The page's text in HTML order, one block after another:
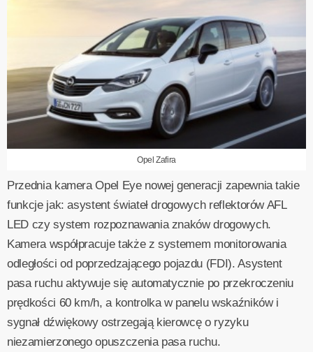
Opel Zafira
Przednia kamera Opel Eye nowej generacji zapewnia takie
funkcje jak: asystent świateł drogowych reflektorów AFL
LED czy system rozpoznawania znaków drogowych.
Kamera współpracuje także z systemem monitorowania
odległości od poprzedzającego pojazdu (FDI). Asystent
pasa ruchu aktywuje się automatycznie po przekroczeniu
prędkości 60 km/h, a kontrolka w panelu wskaźników i
sygnał dźwiękowy ostrzegają kierowcę o ryzyku
niezamierzonego opuszczenia pasa ruchu.